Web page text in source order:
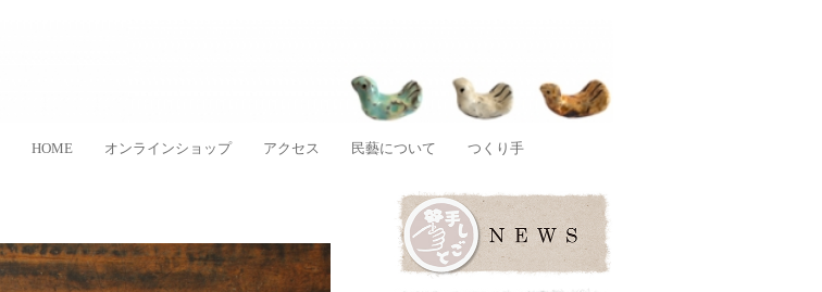
事品を取り扱う、”民藝のある暮し”を提案するお店です。
HOME
オンラインショップ アクセス 民藝について つくり手